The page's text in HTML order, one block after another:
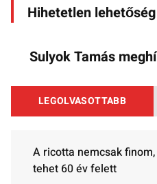
Hihetetlen
Sulyok Tamás
LEGOLVASOTTABB
A ricotta nemcsak
tehet 60 év felett